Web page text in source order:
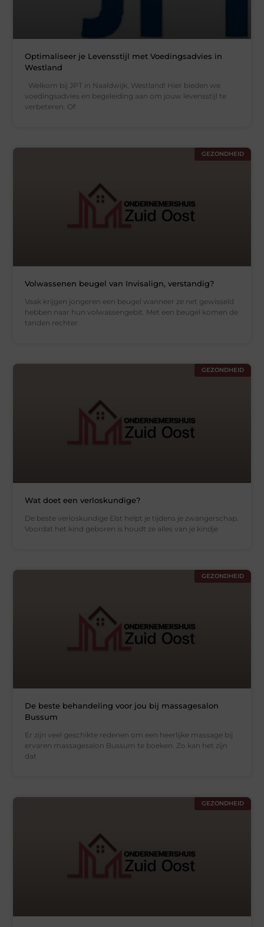
Optimaliseer je Levensstijl met Voedingsadvies in
Westland
Welkom bij JPT in Naaldwijk, Westland! Hier bieden we
voedingsadvies en begeleiding aan om jouw levensstijl te
verbeteren. Of
GEZONDHEID
Volwassenen beugel van Invisalign, verstandig?
Vaak krijgen jongeren een beugel wanneer ze net gewisseld
hebben naar hun volwassengebit. Met een beugel komen de
tanden rechter
GEZONDHEID
Wat doet een verloskundige?
De beste verloskundige Elst helpt je tijdens je zwangerschap.
Voordat het kind geboren is houdt ze alles van je kindje
GEZONDHEID
De beste behandeling voor jou bij massagesalon
Bussum
Er zijn veel geschikte redenen om een heerlijke massage bij
ervaren massagesalon Bussum te boeken. Zo kan het zijn
dat
GEZONDHEID